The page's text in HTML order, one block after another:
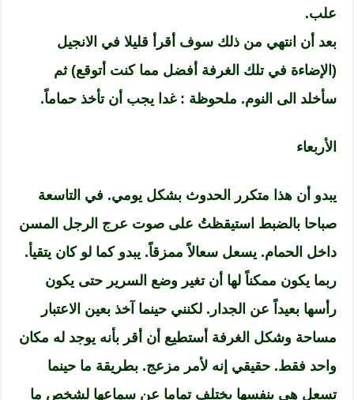
علب.
بعد أن انتهي من ذلك سوف أقرأ قليلا في الانجيل
(الإضاءة في تلك الغرفة أفضل مما كنت أتوقع) ثم
سأخلد الى النوم. ملحوظة : غدا يجب أن تأخذ حماماً.
الأربعاء
يبدو أن هذا متكرر الحدوث بشكل يومي. في التاسعة
صباحا بالضبط استيقظتُ على صوت عرج الرجل المسن
داخل الحمام. يسعل سعالاً ممزقاً. يبدو كما لو كان يتقيأ.
ربما يكون ممكناً لها أن تغير وضع السرير حتى يكون
رأسها بعيداً عن الجدار. لكنني حينما آخذ بعين الاعتبار
مساحة وشكل الغرفة أستطيع أن أقر بأنه يوجد له مكان
واحد فقط. حقيقي إنه لأمر مزعج. بطريقة ما حينما
تسعل هي بنفسها يختلف تماما عن سماعها لشخصٍ ما